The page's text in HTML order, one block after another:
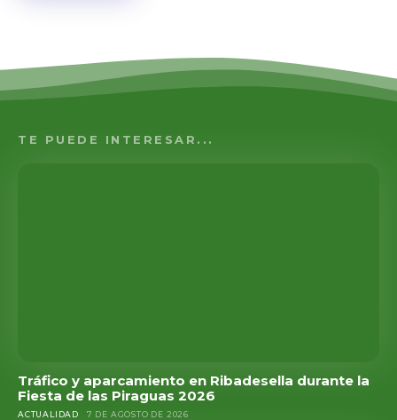
TE PUEDE INTERESAR...
Tráfico y aparcamiento en Ribadesella durante la
Fiesta de las Piraguas 2026
ACTUALIDAD 7 DE AGOSTO DE 2026